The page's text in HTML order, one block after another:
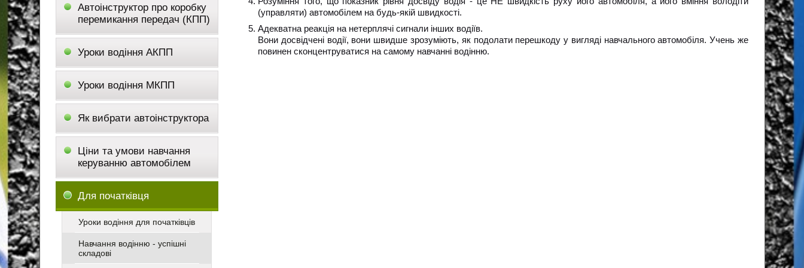
Автоінструктор про коробку
перемикання передач (КПП)
Уроки водіння АКПП
Уроки водіння МКПП
Як вибрати автоінструктора
Ціни та умови навчання
керуванню автомобілем
Для початківця
Уроки водіння для початківців
Навчання водінню - успішні
складові
(управляти) автомобілем на будь-якій швидкості.
Адекватна реакція на нетерплячі сигнали інших водіїв.
Вони досвідчені водії, вони швидше зрозуміють, як подолати перешкоду у вигляді навчального автомобіля. Учень же
повинен сконцентруватися на самому навчанні водінню.